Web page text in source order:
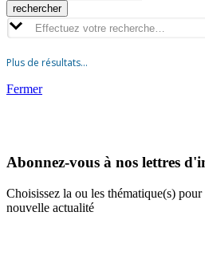
Plus de résultats…
Fermer
Abonnez-vous à nos lettres
Choisissez la ou les thématique(s)
nouvelle actualité